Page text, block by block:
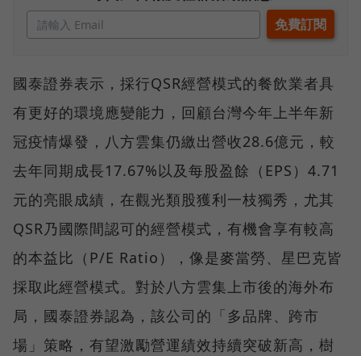
國泰證券表示，採行QSR經營模式的餐飲業者具
有更好的環境應變能力，回顧台灣今年上半年新
冠疫情爆發，八方雲集仍繳出營收28.6億元，較
去年同期成長17.67%以及每股盈餘（EPS）4.71
元的亮眼成績，在觀光類股獲利一枝獨秀，尤其
QSR乃國際間認可的經營模式，有機會享有較高
的本益比（P/E Ratio），像是麥當勞、星巴克皆
採取此經營模式。對於八方雲集上市後的海外布
局，國泰證券認為，該公司的「多品牌、跨市
場」策略，有望激勵營運績效持續突破新高，樹